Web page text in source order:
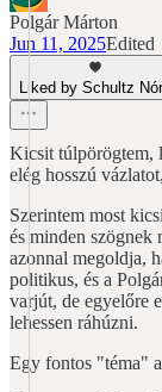
Polgár Márton
Jun 11, 2025Edited
Liked by Schultz
Kicsit túlpörögtem,
elég hosszú
Szerintem most
és minden szögnek
azonnal megoldja,
politikus, és a
varjút, de egyelőre
lehessen ráhúzni.
Egy fontos "téma"